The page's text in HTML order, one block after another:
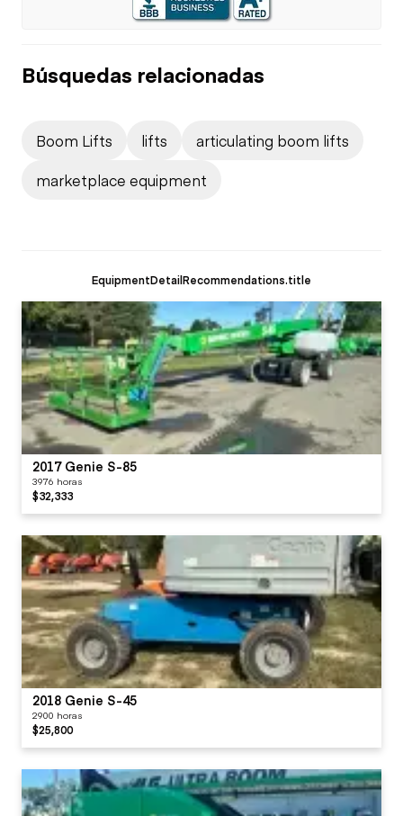
Búsquedas relacionadas
Boom Lifts lifts
articulating boom lifts
marketplace equipment
EquipmentDetailRecommendations.title
2017 Genie S-85
3976 horas
$32,333
2018 Genie S-45
2900 horas
$25,800